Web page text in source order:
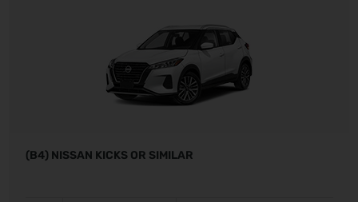
(B4) NISSAN KICKS OR SIMILAR